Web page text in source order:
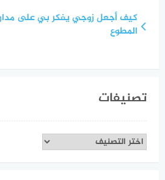
كيف أجعل زوجي يفكر بي على مدار
المطوع
تصنيفات
تصنيفات